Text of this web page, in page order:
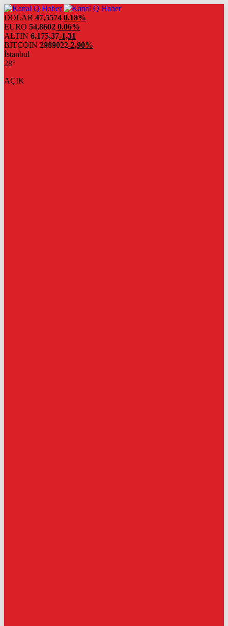
DOLAR 47,5574 0.18%
EURO 54,8602 0.06%
ALTIN 6.175,37-1,31
BITCOIN 2989022-2,90%
İstanbul
28°
AÇIK